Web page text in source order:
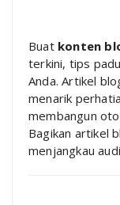
Buat konten
terkini, tips
Anda. Artikel
menarik
membangun
Bagikan artikel
menjangkau